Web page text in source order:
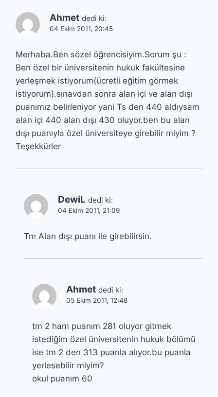
Ahmet dedi ki:
04 Ekim 2011, 20:45
Merhaba.Ben sözel öğrencisiyim.Sorum şu :
Ben özel bir üniversitenin hukuk fakültesine
yerleşmek istiyorum(ücretli eğitim görmek
istiyorum).sınavdan sonra alan içi ve alan dışı
puanımız belirleniyor yani Ts den 440 aldıysam
alan içi 440 alan dışı 430 oluyor.ben bu alan
dışı puanıyla özel üniversiteye girebilir miyim ?
Teşekkürler
DewiL dedi ki:
04 Ekim 2011, 21:09
Tm Alan dışı puanı ile girebilirsin.
Ahmet dedi ki:
05 Ekim 2011, 12:48
tm 2 ham puanım 281 oluyor gitmek
istediğim özel üniversitenin hukuk bölümü
ise tm 2 den 313 puanla alıyor.bu puanla
yerlesebilir miyim?
okul puanım 60